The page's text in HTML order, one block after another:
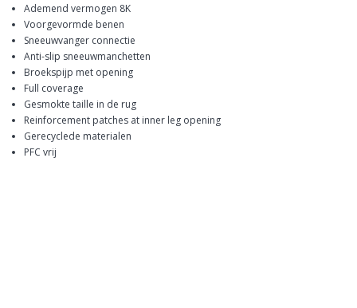
Ademend vermogen 8K
Voorgevormde benen
Sneeuwvanger connectie
Anti-slip sneeuwmanchetten
Broekspijp met opening
Full coverage
Gesmokte taille in de rug
Reinforcement patches at inner leg opening
Gerecyclede materialen
PFC vrij